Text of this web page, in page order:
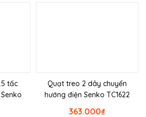
tấc
Quạt treo 2 dây chuyển
hướng điện Senko TC1622
₫
363.000